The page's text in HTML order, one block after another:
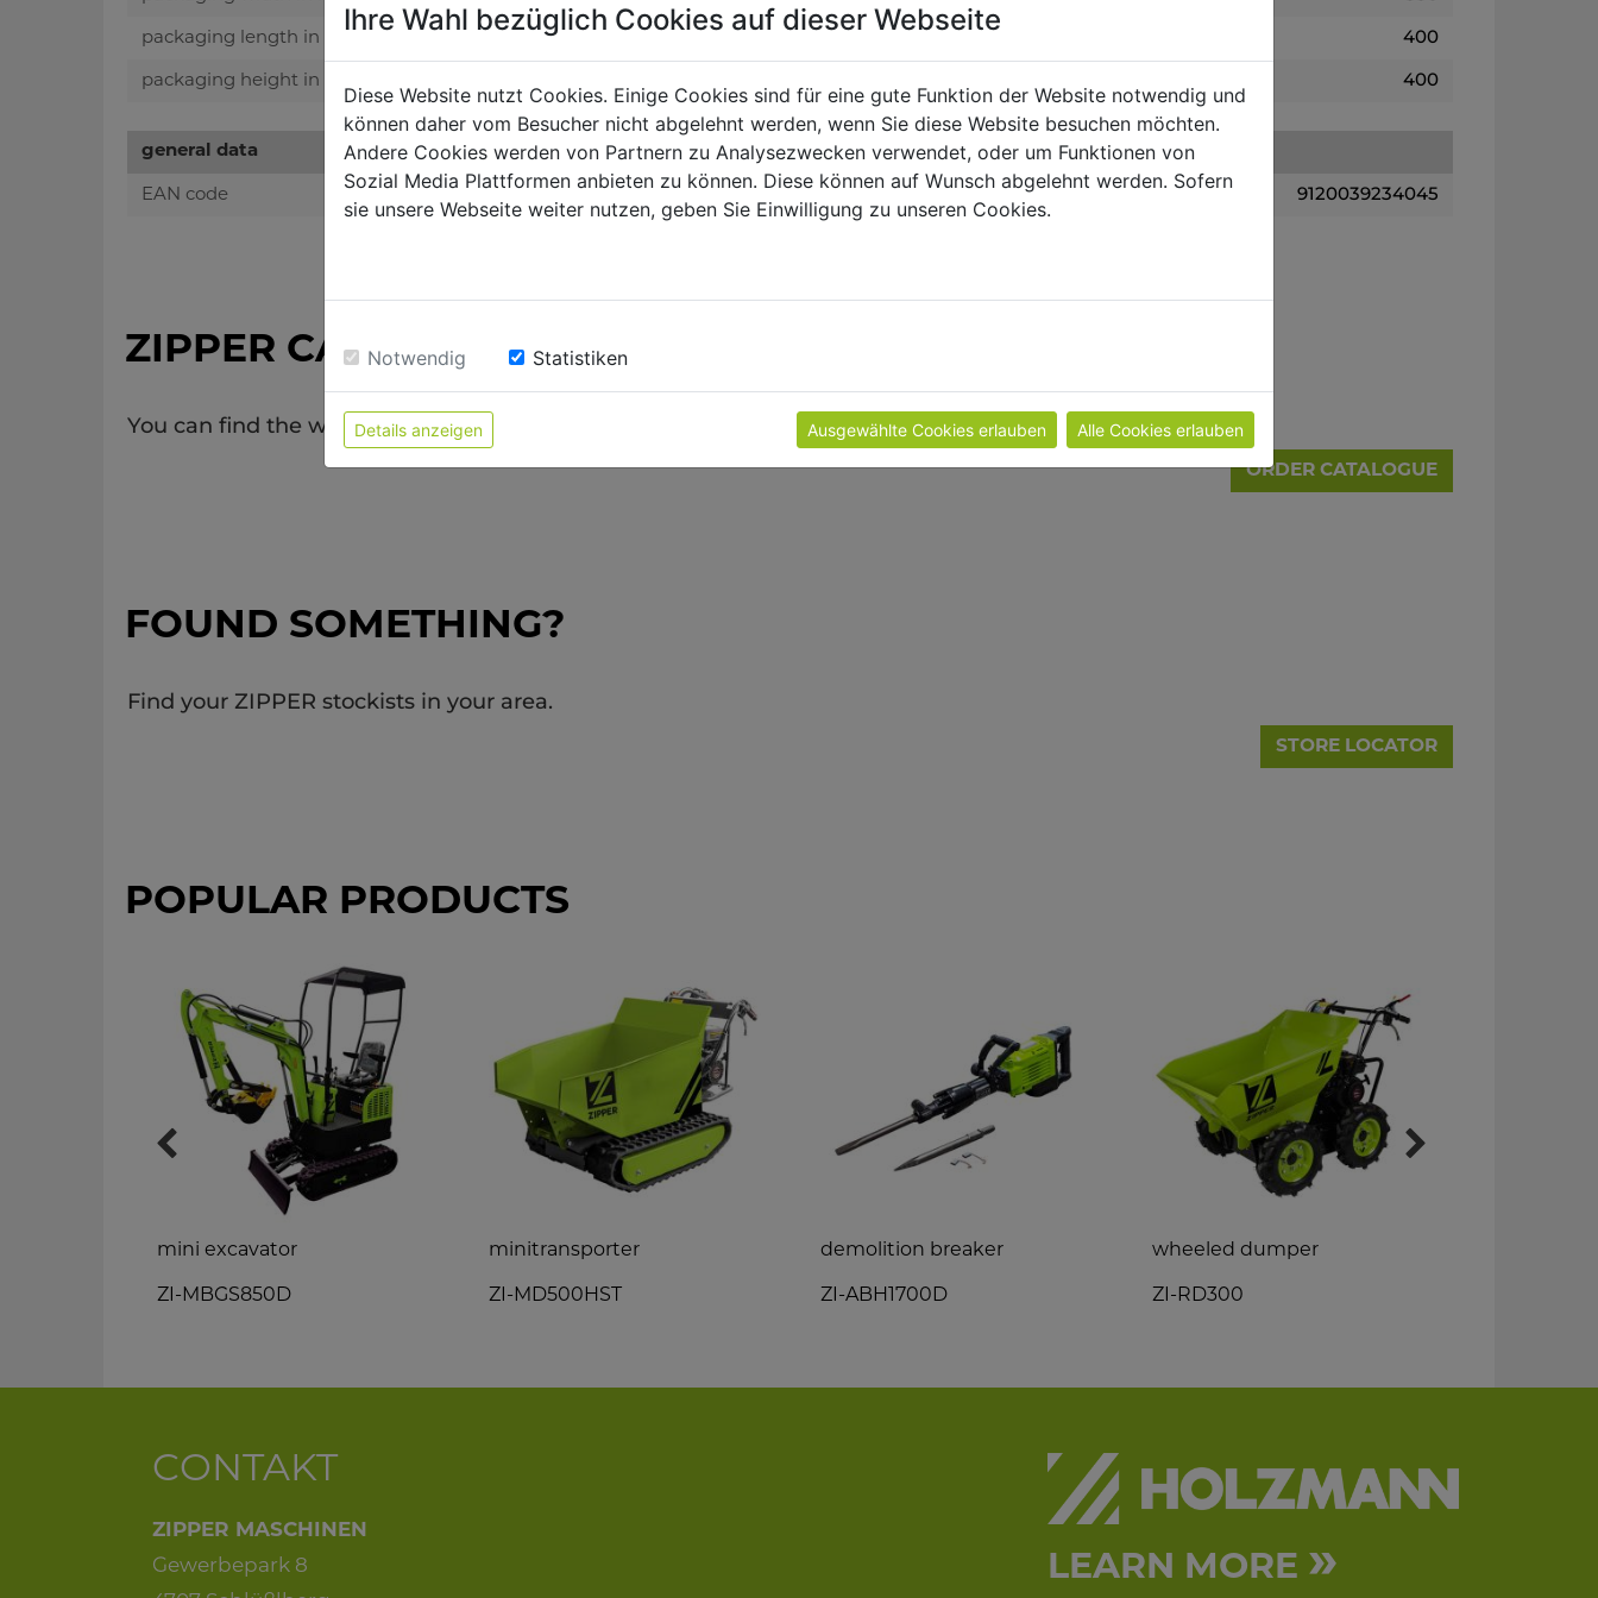
packaging length in mm 400
packaging height in mm 400
general data
EAN code 9120039234045
ZIPPER CATALOGUE
You can find the whole range of our products in the catalogue.
ORDER CATALOGUE
FOUND SOMETHING?
Find your ZIPPER stockists in your area.
STORE LOCATOR
POPULAR PRODUCTS
mini excavator
ZI-MBGS850D
minitransporter
ZI-MD500HST
demolition breaker
ZI-ABH1700D
wheeled dumper
ZI-RD300
CONTAKT
ZIPPER MASCHINEN
Gewerbepark 8
LEARN MORE »
Ihre Wahl bezüglich Cookies auf dieser Webseite
Diese Website nutzt Cookies. Einige Cookies sind für eine gute Funktion der Website notwendig und
können daher vom Besucher nicht abgelehnt werden, wenn Sie diese Website besuchen möchten.
Andere Cookies werden von Partnern zu Analysezwecken verwendet, oder um Funktionen von
Sozial Media Plattformen anbieten zu können. Diese können auf Wunsch abgelehnt werden. Sofern
sie unsere Webseite weiter nutzen, geben Sie Einwilligung zu unseren Cookies.
Notwendig Statistiken
Details anzeigen Ausgewählte Cookies erlauben Alle Cookies erlauben